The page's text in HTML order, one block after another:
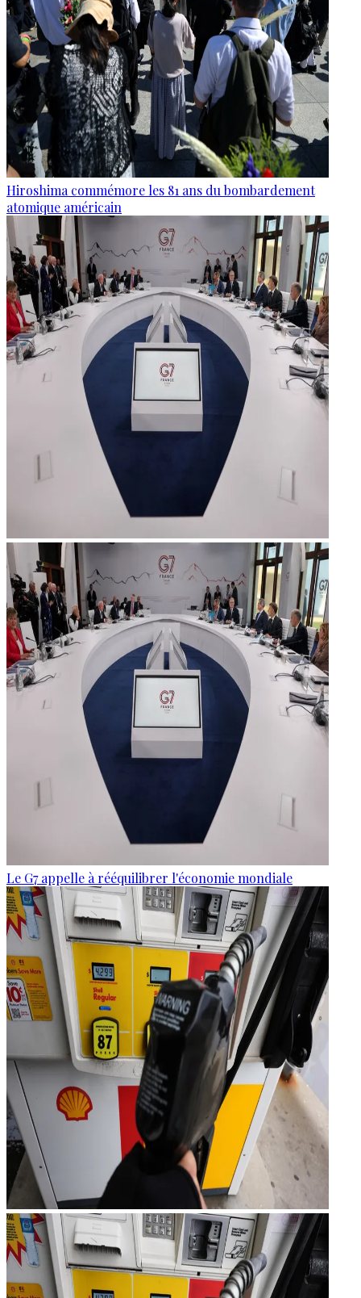
Hiroshima commémore les 81 ans du bombardement
atomique américain
Le G7 appelle à rééquilibrer l'économie mondiale